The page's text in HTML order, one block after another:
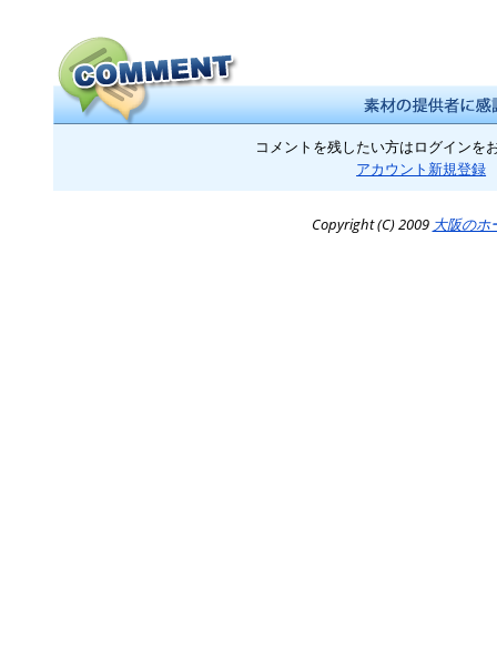
コメントを残したい方はログインを
アカウント新規登録
Copyright (C) 2009 大阪のホ